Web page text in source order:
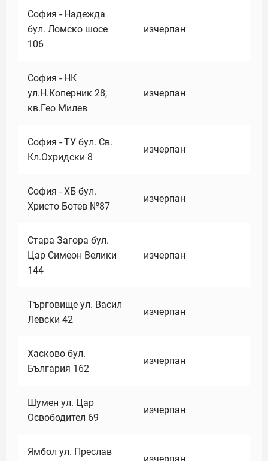
София - Надежда
бул. Ломско шосе
106
изчерпан
София - НК
ул.Н.Коперник 28,
кв.Гео Милев
изчерпан
София - ТУ бул. Св.
Кл.Охридски 8
изчерпан
София - ХБ бул.
Христо Ботев №87
изчерпан
Стара Загора бул.
Цар Симеон Велики
144
изчерпан
Търговище ул. Васил
Левски 42
изчерпан
Хасково бул.
България 162
изчерпан
Шумен ул. Цар
Освободител 69
изчерпан
Ямбол ул. Преслав